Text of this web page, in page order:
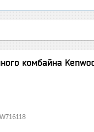
комбайна